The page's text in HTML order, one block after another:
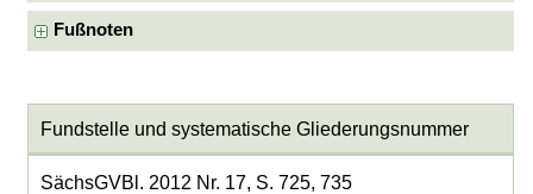
Fußnoten
Fundstelle und systematische Gliederungsnummer
SächsGVBl. 2012 Nr. 17, S. 725, 735